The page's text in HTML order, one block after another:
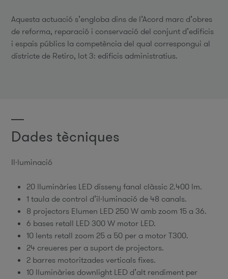
Aquesta actuació s’engloba dins de l’Acord marc d’obres
de reforma, reparació i conservació del conjunt d’edificis
i espais públics la competència del qual correspongui al
districte de Retiro, lot 3: edificis administratius.
Dades tècniques
Il·luminació
20 lluminàries LED disseny fanal clàssic 2.400 lm.
1 taula de control d’il·luminació de 48 canals.
8 projectors Elumen LED 250 W amb zoom 15 a 36.
6 bases retall LED 300 W motor LED.
10 lents retall zoom 25 a 50 per a motor T300.
24 creueres per a suport de projectors.
2 barres motoritzades verticals fixes.
10 lluminàries downlight LED d’alt rendiment per